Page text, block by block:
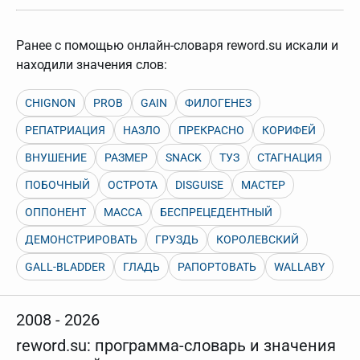
указывать несколько слов в запросе. Например, если
написать в строке запроса "Пушкин поэт" и нажать
"Найти", выведутся все словарные статьи о поэте
В сложных запросах тоже могут присутствовать
неизвестные буквы. Например, в кроссворде есть
слово "***м***ов", в задании "русский поэт 19 века".
Пишем в Reword первым словом "***м***ов", далее
через пробел "поэт". Получается "***м***ов поэт" (без
кавычек). Нажимаем "Найти" и получаем статью
"Лермонтов" и не только.
Порядок словарей можно изменять, перетаскивая
словарь вверх или вниз за прямоугольник слева от
названия словаря. Также можно выключать ненужные
словари.
Ранее с помощью онлайн-словаря reword.su искали и
находили значения слов:
CHIGNON PROB GAIN ФИЛОГЕНЕЗ
РЕПАТРИАЦИЯ НАЗЛО ПРЕКРАСНО КОРИФЕЙ
ВНУШЕНИЕ РАЗМЕР SNACK ТУЗ СТАГНАЦИЯ
ПОБОЧНЫЙ ОСТРОТА DISGUISE МАСТЕР
ОППОНЕНТ МАССА БЕСПРЕЦЕДЕНТНЫЙ
ДЕМОНСТРИРОВАТЬ ГРУЗДЬ КОРОЛЕВСКИЙ
GALL-BLADDER ГЛАДЬ РАПОРТОВАТЬ WALLABY
2008 - 2026
reword.su: программа-словарь и значения